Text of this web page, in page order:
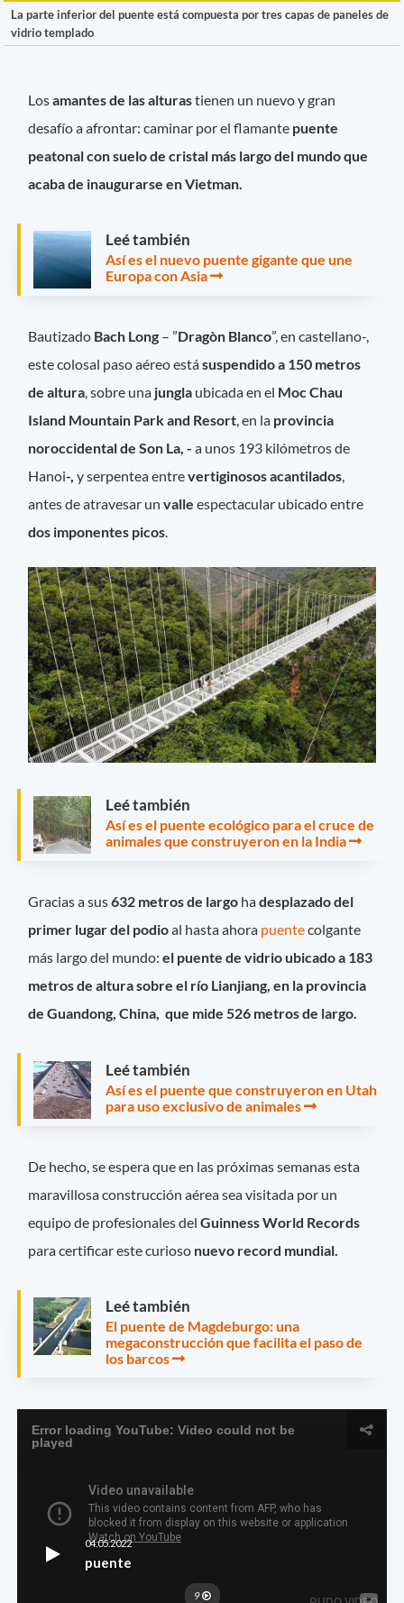
La parte inferior del puente está compuesta por tres capas de paneles de
vidrio templado
Losamantes de las alturastienen un nuevo y gran
desafío a afrontar: caminar por el flamante puente
peatonal con suelo de cristal más largo del mundo que
acaba de inaugurarse en Vietman.
Leé también
Así es el nuevo puente gigante que une
Europa con Asia
Bautizado Bach Long – ”Dragòn Blanco”, en castellano-,
este colosal paso aéreo estásuspendido a 150 metros
de altura, sobre una jungla ubicada en el Moc Chau
Island Mountain Park and Resort, en la provincia
noroccidental de Son La, -a unos 193 kilómetros de
Hanoi-,y serpentea entrevertiginosos acantilados,
antes de atravesar unvalle espectacular ubicado entre
dos imponentes picos.
Leé también
Así es el puente ecológico para el cruce de
animales que construyeron en la India
Gracias a sus632 metros de largo hadesplazado del
primer lugar del podioal hasta ahora puentecolgante
más largo del mundo:el puente de vidrio ubicado a 183
metros de altura sobre el río Lianjiang, en la provincia
de Guandong, China, que mide 526 metros de largo.
Leé también
Así es el puente que construyeron en Utah
para uso exclusivo de animales
De hecho, se espera que en las próximas semanas esta
maravillosa construcción aérea sea visitada por un
equipo de profesionales delGuinness World Records
para certificar este curioso nuevo record mundial.
Leé también
El puente de Magdeburgo: una
megaconstrucción que facilita el paso de
los barcos